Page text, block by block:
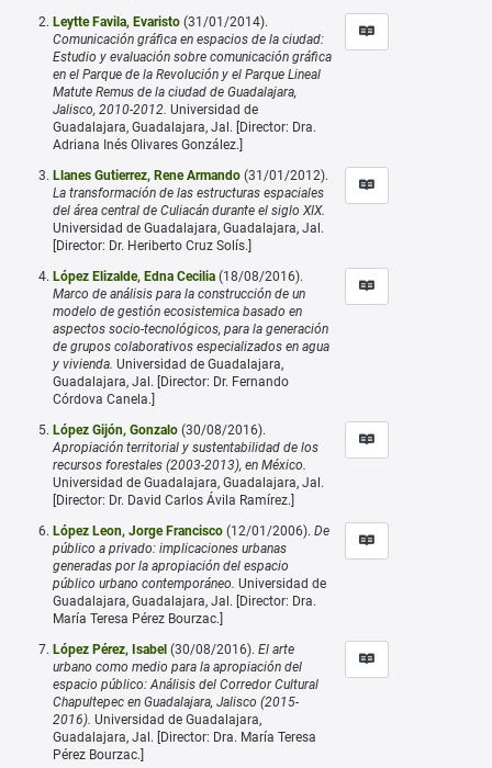
Leytte Favila, Evaristo (31/01/2014).
Comunicación gráfica en espacios de la ciudad:
Estudio y evaluación sobre comunicación gráfica
en el Parque de la Revolución y el Parque Lineal
Matute Remus de la ciudad de Guadalajara,
Jalisco, 2010-2012. Universidad de
Guadalajara, Guadalajara, Jal. [Director: Dra.
Adriana Inés Olivares González.]
Llanes Gutierrez, Rene Armando (31/01/2012).
La transformación de las estructuras espaciales
del área central de Culiacán durante el siglo XIX.
Universidad de Guadalajara, Guadalajara, Jal.
[Director: Dr. Heriberto Cruz Solís.]
López Elizalde, Edna Cecilia (18/08/2016).
Marco de análisis para la construcción de un
modelo de gestión ecosistemica basado en
aspectos socio-tecnológicos, para la generación
de grupos colaborativos especializados en agua
y vivienda. Universidad de Guadalajara,
Guadalajara, Jal. [Director: Dr. Fernando
Córdova Canela.]
López Gijón, Gonzalo (30/08/2016).
Apropiación territorial y sustentabilidad de los
recursos forestales (2003-2013), en México.
Universidad de Guadalajara, Guadalajara, Jal.
[Director: Dr. David Carlos Ávila Ramírez.]
López Leon, Jorge Francisco (12/01/2006). De
público a privado: implicaciones urbanas
generadas por la apropiación del espacio
público urbano contemporáneo. Universidad de
Guadalajara, Guadalajara, Jal. [Director: Dra.
María Teresa Pérez Bourzac.]
López Pérez, Isabel (30/08/2016). El arte
urbano como medio para la apropiación del
espacio público: Análisis del Corredor Cultural
Chapultepec en Guadalajara, Jalisco (2015-
2016). Universidad de Guadalajara,
Guadalajara, Jal. [Director: Dra. María Teresa
Pérez Bourzac.]